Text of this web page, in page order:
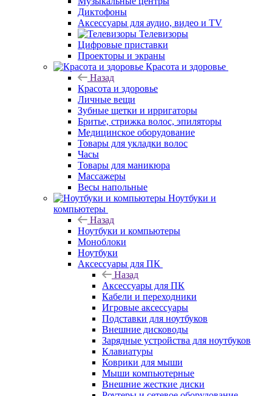
Диктофоны
Аксессуары для аудио, видео и TV
Телевизоры
Цифровые приставки
Проекторы и экраны
Красота и здоровье
Назад
Красота и здоровье
Личные вещи
Зубные щетки и ирригаторы
Бритье, стрижка волос, эпиляторы
Медицинское оборудование
Товары для укладки волос
Часы
Товары для маникюра
Массажеры
Весы напольные
Ноутбуки и
компьютеры
Назад
Ноутбуки и компьютеры
Моноблоки
Ноутбуки
Аксессуары для ПК
Назад
Аксессуары для ПК
Кабели и переходники
Игровые аксессуары
Подставки для ноутбуков
Внешние дисководы
Зарядные устройства для ноутбуков
Клавиатуры
Коврики для мыши
Мыши компьютерные
Внешние жесткие диски